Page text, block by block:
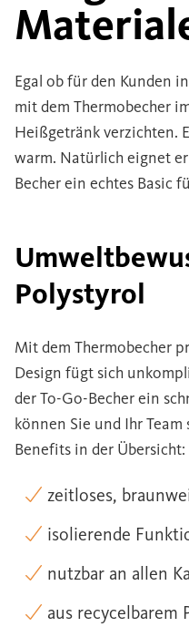
Egal ob für den Kunden
mit dem Thermobecher
Heißgetränk verzichten.
warm. Natürlich eignet
Becher ein echtes Basic
Polystyrol
Mit dem Thermobecher
Design fügt sich
der To-Go-Becher ein
können Sie und Ihr
Benefits in der Übersicht:
zeitloses,
isolierende
nutzbar an allen
aus recycelbarem